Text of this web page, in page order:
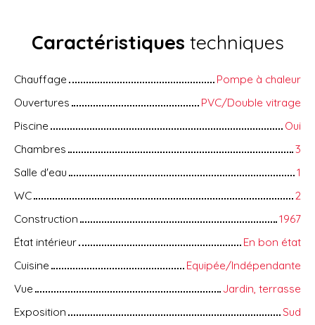
Caractéristiques techniques
Chauffage
Pompe à chaleur
Ouvertures
PVC/Double vitrage
Piscine
Oui
Chambres
3
Salle d'eau
1
WC
2
Construction
1967
État intérieur
En bon état
Cuisine
Equipée/Indépendante
Vue
Jardin, terrasse
Exposition
Sud